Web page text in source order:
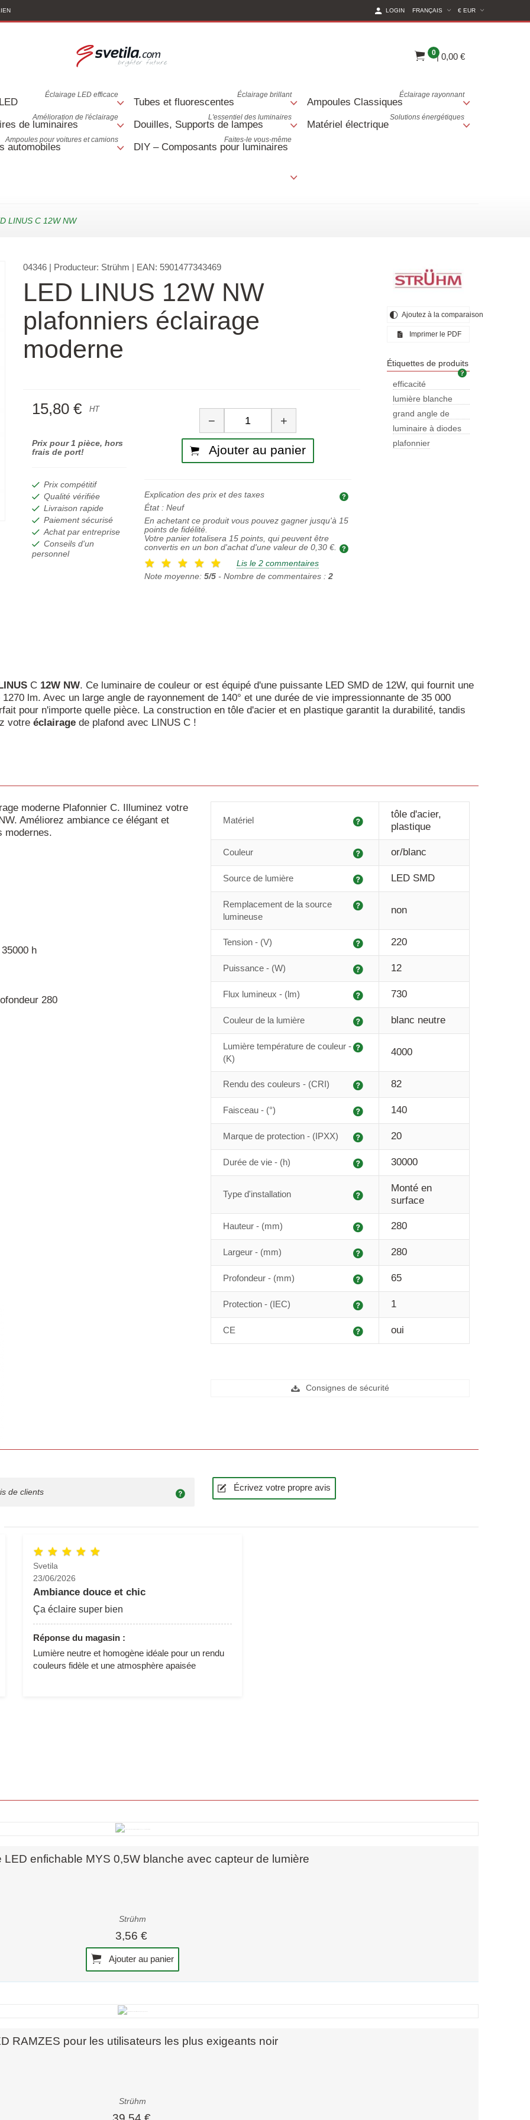
€ EUR (CURRENT
FRANÇAIS
LOGIN
0| 0,00 €
Éclairage LED efficace
Tubes et fluorescentes
Éclairage brillant
Ampoules Classiques
Éclairage rayonnant
de luminaires
Amélioration de l'éclairage
Douilles, Supports de lampes
L'essentiel des luminaires
Matériel électrique
Solutions énergétiques
automobiles
Ampoules pour voitures et camions
DIY – Composants pour luminaires
Faites-le vous-même
LINUS C 12W NW
04346| Producteur: Strühm | EAN: 5901477343469
LED LINUS 12W NW
plafonniers éclairage
moderne
15,80 € HT
Prix pour 1 pièce, hors
frais de port!
Prix compétitif
Qualité vérifiée
Livraison rapide
Paiement sécurisé
Achat par entreprise
Conseils d'un
personnel
Quantité
− +
Ajouter au panier
Explication des prix et des taxes
État : Neuf
En achetant ce produit vous pouvez gagner jusqu'à 15
points de fidélité.
Votre panier totalisera 15points, qui peuvent être
convertis en un bon d'achat d'une valeur de 0,30 €.
Lis le 2 commentaires
Note moyenne: 5/5- Nombre de commentaires : 2
Ajoutez à la comparaison
Imprimer le PDF
Étiquettes de produits
Étiquettes de
efficacité
énergétique
lumière blanche
neutre
grand angle de
rayonnement
luminaire à diodes
électrolumine
plafonnier
C 12W NW. Ce luminaire de couleur or est équipé d'une puissante LED SMD de 12W, qui fournit une
lm. Avec un large angle de rayonnement de 140° et une durée de vie impressionnante de 35 000
pour n'importe quelle pièce. La construction en tôle d'acier et en plastique garantit la durabilité, tandis
votre éclairage de plafond avec LINUS C !
moderne Plafonnier C. Illuminez votre
Améliorez ambiance ce élégant et
modernes.
h
280
Explication
Matériel
tôle d'acier,
plastique
Explication
Couleur or/blanc
Explication
Source de lumière LED SMD
Remplacement de la source
lumineuse
non
Explication
Tension - (V) 220
Explication
Puissance - (W) 12
Explication
Flux lumineux - (lm) 730
Explication
Couleur de la lumière blanc neutre
Lumière température de couleur -
(K)
4000
Explication
Rendu des couleurs - (CRI) 82
Explication
Faisceau - (°) 140
Explication
Marque de protection - (IPXX) 20
Explication
Durée de vie - (h) 30000
Explication
Type d'installation
Monté en
surface
Explication
Hauteur - (mm) 280
Explication
Largeur - (mm) 280
Explication
Profondeur - (mm) 65
Explication
Protection - (IEC) 1
Explication
CE oui
Consignes de sécurité
de clients Écrivez votre propre avis
Svetila
23/06/2026
Ambiance douce et chic
Ça éclaire super bien
Réponse du magasin :
Lumière neutre et homogène idéale pour un rendu
couleurs fidèle et une atmosphère apaisée
LED enfichable MYS 0,5W blanche avec capteur de lumière
Strühm
3,56 €
Ajouter au panier
RAMZES pour les utilisateurs les plus exigeants noir
Strühm